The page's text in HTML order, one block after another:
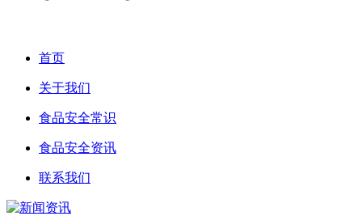
首页
关于我们
食品安全常识
食品安全资讯
联系我们